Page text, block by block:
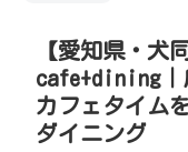
【愛知県・犬同
cafe+dining｜
カフェタイム
ダイニング